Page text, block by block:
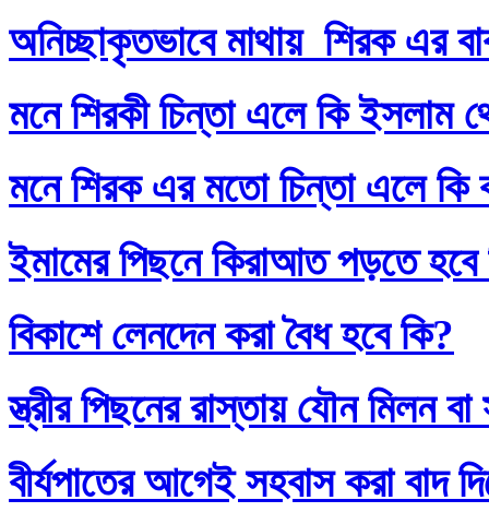
অনিচ্ছাকৃতভাবে মাথায় শিরক এর
মনে শিরকী চিন্তা এলে কি ইসলাম
মনে শিরক এর মতো চিন্তা এলে কি
ইমামের পিছনে কিরাআত পড়তে হবে
বিকাশে লেনদেন করা বৈধ হবে কি?
স্ত্রীর পিছনের রাস্তায় যৌন মিলন
বীর্যপাতের আগেই সহবাস করা বাদ